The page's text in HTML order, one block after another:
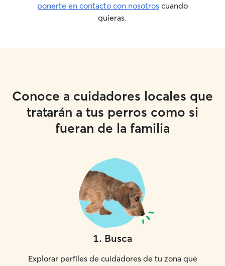
ponerte en contacto con nosotros cuando
quieras.
Conoce a cuidadores locales que
tratarán a tus perros como si
fueran de la familia
1. Busca
Explorar perfiles de cuidadores de tu zona que